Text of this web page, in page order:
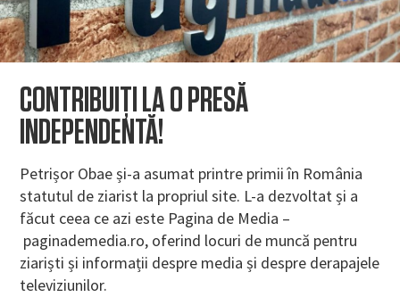
CONTRIBUIȚI LA O PRESĂ
INDEPENDENTĂ!
Petrișor Obae și-a asumat printre primii în România
statutul de ziarist la propriul site. L-a dezvoltat și a
făcut ceea ce azi este Pagina de Media –
paginademedia.ro, oferind locuri de muncă pentru
ziariști și informații despre media și despre derapajele
televiziunilor.